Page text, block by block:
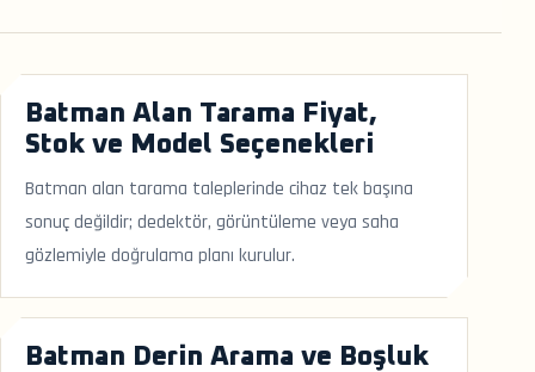
Batman Alan Tarama Fiyat,
Stok ve Model Seçenekleri
Batman alan tarama taleplerinde cihaz tek başına
sonuç değildir; dedektör, görüntüleme veya saha
gözlemiyle doğrulama planı kurulur.
Batman Derin Arama ve Boşluk